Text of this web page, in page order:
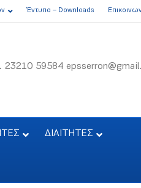
Έντυπα – Downloads
23210 59584
ΔΙΑΙΤΗΤΕΣ